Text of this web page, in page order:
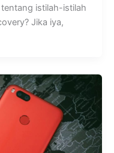
istilah-istilah
Jika iya,